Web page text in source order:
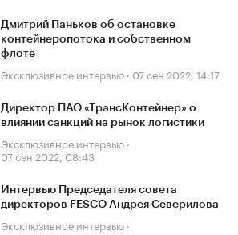
Дмитрий Паньков об остановке
контейнеропотока и собственном
флоте
Эксклюзивное интервью · 07 сен 2022, 14:17
Директор ПАО «ТрансКонтейнер» о
влиянии санкций на рынок логистики
Эксклюзивное интервью ·
07 сен 2022, 08:43
Интервью Председателя совета
директоров FESCO Андрея Северилова
Эксклюзивное интервью ·